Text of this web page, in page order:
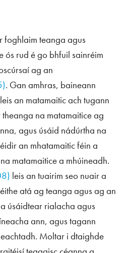
teanga agus
ós rud é go bhfuil sainréim
ag an
. Gan amhras, baineann
an matamaitic ach tugann
theanga na matamaitice ag
agus úsáid nádúrtha na
an mhatamaitic féin a
matamaitice a mhúineadh.
leis an tuairim seo nuair a
atá ag teanga agus ag an
úsáidtear rialacha agus
ann, agus tagann
Moltar i dtaighde